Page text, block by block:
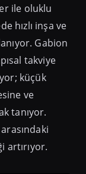
ile oluklu
hızlı inşa ve
Gabion
takviye
küçük
ve
tanıyor.
artırıyor.